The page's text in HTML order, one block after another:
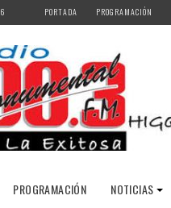
PORTADA PROGRAMACIÓN
PROGRAMACIÓN NOTICIAS